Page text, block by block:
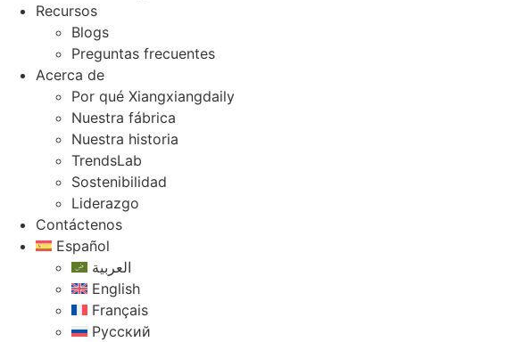
Recursos
Blogs
Preguntas frecuentes
Acerca de
Por qué Xiangxiangdaily
Nuestra fábrica
Nuestra historia
TrendsLab
Sostenibilidad
Liderazgo
Contáctenos
Español
العربية
English
Français
Русский